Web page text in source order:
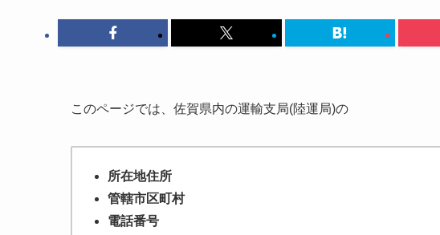
このページでは、佐賀県内の運輸支局(陸運局)の
所在地住所
管轄市区町村
電話番号